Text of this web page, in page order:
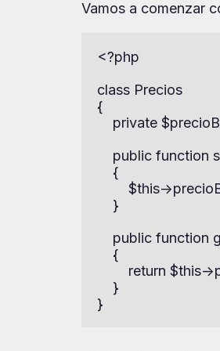
Vamos a comenzar
<?php
class Precios
{
private
public
    {
$this-
    }
public function
    {
return
    }
}